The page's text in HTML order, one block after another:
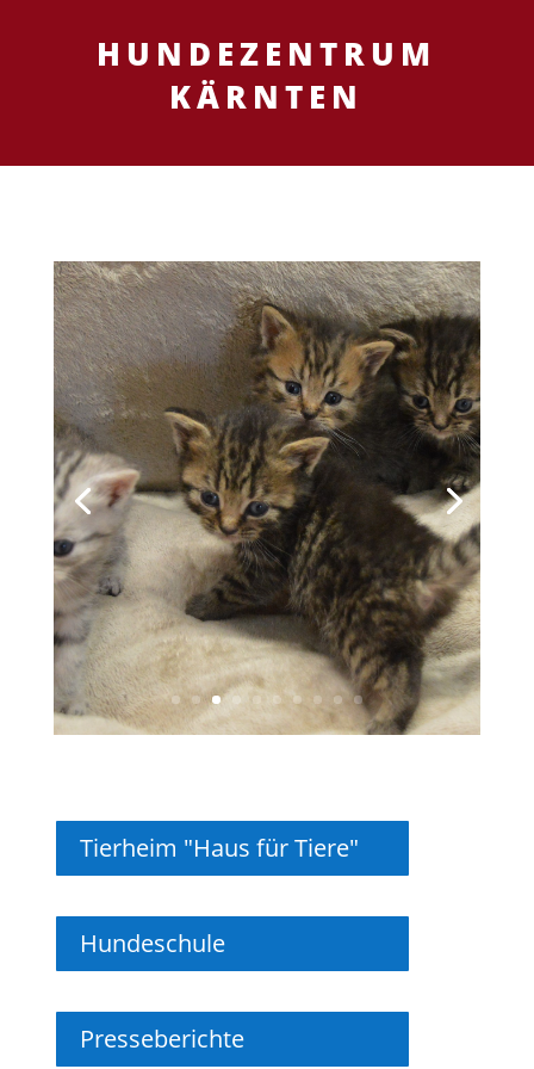
HUNDEZENTRUM
KÄRNTEN
Tierheim "Haus für Tiere"
Hundeschule
Presseberichte